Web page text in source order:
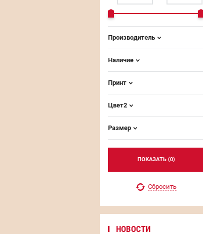
Производитель
Наличие
Принт
Цвет2
Размер
ПОКАЗАТЬ (0)
Сбросить
НОВОСТИ